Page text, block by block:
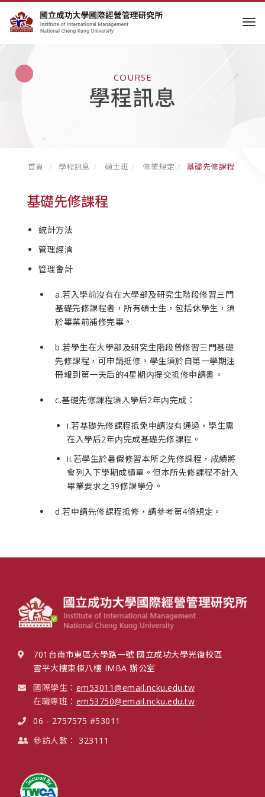
COURSE
學程訊息
首頁 學程訊息 碩士班 修業規定 基礎先修課程
基礎先修課程
統計方法
管理經濟
管理會計
a.若入學前沒有在大學部及研究生階段修習三門
基礎先修課程者，所有碩士生，包括休學生，須
於畢業前補修完畢。
b.若學生在大學部及研究生階段曾修習三門基礎
先修課程，可申請抵修。學生須於自第一學期注
冊報到第一天后的4星期内提交抵修申請書。
c.基礎先修課程須入學后2年内完成：
i.若基礎先修課程抵免申請沒有通過，學生需
在入學后2年内完成基礎先修課程。
ii.若學生於暑假修習本所之先修課程，成績將
會列入下學期成績單。但本所先修課程不計入
畢業要求之39修課學分。
d.若申請先修課程抵修，請參考第4條規定。
701台南市東區大學路一號 國立成功大學光復校區
雲平大樓東棟八樓 IMBA 辦公室
國際學生： em53011@email.ncku.edu.tw
在職專班： em53750@email.ncku.edu.tw
06 - 2757575 #53011
參訪人數： 323111